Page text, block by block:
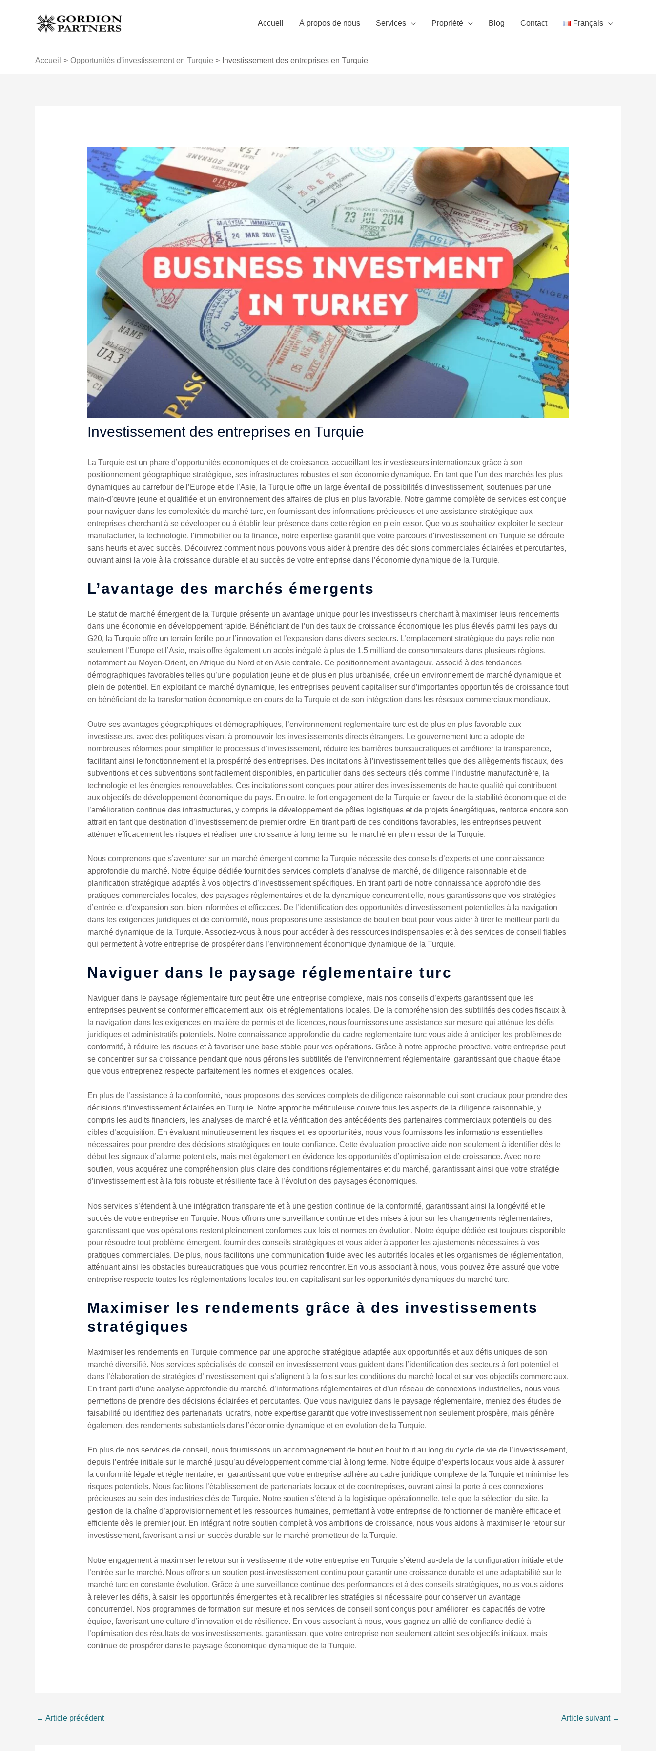
Accueil À propos de nous Services Propriété Blog Contact Français
Accueil Opportunités d'investissement en Turquie Investissement des entreprises en Turquie
Investissement des entreprises en Turquie
La Turquie est un phare d’opportunités économiques et de croissance, accueillant les investisseurs internationaux grâce à son
positionnement géographique stratégique, ses infrastructures robustes et son économie dynamique. En tant que l’un des marchés les plus
dynamiques au carrefour de l’Europe et de l’Asie, la Turquie offre un large éventail de possibilités d’investissement, soutenues par une
main-d’œuvre jeune et qualifiée et un environnement des affaires de plus en plus favorable. Notre gamme complète de services est conçue
pour naviguer dans les complexités du marché turc, en fournissant des informations précieuses et une assistance stratégique aux
entreprises cherchant à se développer ou à établir leur présence dans cette région en plein essor. Que vous souhaitiez exploiter le secteur
manufacturier, la technologie, l’immobilier ou la finance, notre expertise garantit que votre parcours d’investissement en Turquie se déroule
sans heurts et avec succès. Découvrez comment nous pouvons vous aider à prendre des décisions commerciales éclairées et percutantes,
ouvrant ainsi la voie à la croissance durable et au succès de votre entreprise dans l’économie dynamique de la Turquie.
L’avantage des marchés émergents
Le statut de marché émergent de la Turquie présente un avantage unique pour les investisseurs cherchant à maximiser leurs rendements
dans une économie en développement rapide. Bénéficiant de l’un des taux de croissance économique les plus élevés parmi les pays du
G20, la Turquie offre un terrain fertile pour l’innovation et l’expansion dans divers secteurs. L’emplacement stratégique du pays relie non
seulement l’Europe et l’Asie, mais offre également un accès inégalé à plus de 1,5 milliard de consommateurs dans plusieurs régions,
notamment au Moyen-Orient, en Afrique du Nord et en Asie centrale. Ce positionnement avantageux, associé à des tendances
démographiques favorables telles qu’une population jeune et de plus en plus urbanisée, crée un environnement de marché dynamique et
plein de potentiel. En exploitant ce marché dynamique, les entreprises peuvent capitaliser sur d’importantes opportunités de croissance tout
en bénéficiant de la transformation économique en cours de la Turquie et de son intégration dans les réseaux commerciaux mondiaux.
Outre ses avantages géographiques et démographiques, l’environnement réglementaire turc est de plus en plus favorable aux
investisseurs, avec des politiques visant à promouvoir les investissements directs étrangers. Le gouvernement turc a adopté de
nombreuses réformes pour simplifier le processus d’investissement, réduire les barrières bureaucratiques et améliorer la transparence,
facilitant ainsi le fonctionnement et la prospérité des entreprises. Des incitations à l’investissement telles que des allègements fiscaux, des
subventions et des subventions sont facilement disponibles, en particulier dans des secteurs clés comme l’industrie manufacturière, la
technologie et les énergies renouvelables. Ces incitations sont conçues pour attirer des investissements de haute qualité qui contribuent
aux objectifs de développement économique du pays. En outre, le fort engagement de la Turquie en faveur de la stabilité économique et de
l’amélioration continue des infrastructures, y compris le développement de pôles logistiques et de projets énergétiques, renforce encore son
attrait en tant que destination d’investissement de premier ordre. En tirant parti de ces conditions favorables, les entreprises peuvent
atténuer efficacement les risques et réaliser une croissance à long terme sur le marché en plein essor de la Turquie.
Nous comprenons que s’aventurer sur un marché émergent comme la Turquie nécessite des conseils d’experts et une connaissance
approfondie du marché. Notre équipe dédiée fournit des services complets d’analyse de marché, de diligence raisonnable et de
planification stratégique adaptés à vos objectifs d’investissement spécifiques. En tirant parti de notre connaissance approfondie des
pratiques commerciales locales, des paysages réglementaires et de la dynamique concurrentielle, nous garantissons que vos stratégies
d’entrée et d’expansion sont bien informées et efficaces. De l’identification des opportunités d’investissement potentielles à la navigation
dans les exigences juridiques et de conformité, nous proposons une assistance de bout en bout pour vous aider à tirer le meilleur parti du
marché dynamique de la Turquie. Associez-vous à nous pour accéder à des ressources indispensables et à des services de conseil fiables
qui permettent à votre entreprise de prospérer dans l’environnement économique dynamique de la Turquie.
Naviguer dans le paysage réglementaire turc
Naviguer dans le paysage réglementaire turc peut être une entreprise complexe, mais nos conseils d’experts garantissent que les
entreprises peuvent se conformer efficacement aux lois et réglementations locales. De la compréhension des subtilités des codes fiscaux à
la navigation dans les exigences en matière de permis et de licences, nous fournissons une assistance sur mesure qui atténue les défis
juridiques et administratifs potentiels. Notre connaissance approfondie du cadre réglementaire turc vous aide à anticiper les problèmes de
conformité, à réduire les risques et à favoriser une base stable pour vos opérations. Grâce à notre approche proactive, votre entreprise peut
se concentrer sur sa croissance pendant que nous gérons les subtilités de l’environnement réglementaire, garantissant que chaque étape
que vous entreprenez respecte parfaitement les normes et exigences locales.
En plus de l’assistance à la conformité, nous proposons des services complets de diligence raisonnable qui sont cruciaux pour prendre des
décisions d’investissement éclairées en Turquie. Notre approche méticuleuse couvre tous les aspects de la diligence raisonnable, y
compris les audits financiers, les analyses de marché et la vérification des antécédents des partenaires commerciaux potentiels ou des
cibles d’acquisition. En évaluant minutieusement les risques et les opportunités, nous vous fournissons les informations essentielles
nécessaires pour prendre des décisions stratégiques en toute confiance. Cette évaluation proactive aide non seulement à identifier dès le
début les signaux d’alarme potentiels, mais met également en évidence les opportunités d’optimisation et de croissance. Avec notre
soutien, vous acquérez une compréhension plus claire des conditions réglementaires et du marché, garantissant ainsi que votre stratégie
d’investissement est à la fois robuste et résiliente face à l’évolution des paysages économiques.
Nos services s’étendent à une intégration transparente et à une gestion continue de la conformité, garantissant ainsi la longévité et le
succès de votre entreprise en Turquie. Nous offrons une surveillance continue et des mises à jour sur les changements réglementaires,
garantissant que vos opérations restent pleinement conformes aux lois et normes en évolution. Notre équipe dédiée est toujours disponible
pour résoudre tout problème émergent, fournir des conseils stratégiques et vous aider à apporter les ajustements nécessaires à vos
pratiques commerciales. De plus, nous facilitons une communication fluide avec les autorités locales et les organismes de réglementation,
atténuant ainsi les obstacles bureaucratiques que vous pourriez rencontrer. En vous associant à nous, vous pouvez être assuré que votre
entreprise respecte toutes les réglementations locales tout en capitalisant sur les opportunités dynamiques du marché turc.
Maximiser les rendements grâce à des investissements
stratégiques
Maximiser les rendements en Turquie commence par une approche stratégique adaptée aux opportunités et aux défis uniques de son
marché diversifié. Nos services spécialisés de conseil en investissement vous guident dans l’identification des secteurs à fort potentiel et
dans l’élaboration de stratégies d’investissement qui s’alignent à la fois sur les conditions du marché local et sur vos objectifs commerciaux.
En tirant parti d’une analyse approfondie du marché, d’informations réglementaires et d’un réseau de connexions industrielles, nous vous
permettons de prendre des décisions éclairées et percutantes. Que vous naviguiez dans le paysage réglementaire, meniez des études de
faisabilité ou identifiez des partenariats lucratifs, notre expertise garantit que votre investissement non seulement prospère, mais génère
également des rendements substantiels dans l’économie dynamique et en évolution de la Turquie.
En plus de nos services de conseil, nous fournissons un accompagnement de bout en bout tout au long du cycle de vie de l’investissement,
depuis l’entrée initiale sur le marché jusqu’au développement commercial à long terme. Notre équipe d’experts locaux vous aide à assurer
la conformité légale et réglementaire, en garantissant que votre entreprise adhère au cadre juridique complexe de la Turquie et minimise les
risques potentiels. Nous facilitons l’établissement de partenariats locaux et de coentreprises, ouvrant ainsi la porte à des connexions
précieuses au sein des industries clés de Turquie. Notre soutien s’étend à la logistique opérationnelle, telle que la sélection du site, la
gestion de la chaîne d’approvisionnement et les ressources humaines, permettant à votre entreprise de fonctionner de manière efficace et
efficiente dès le premier jour. En intégrant notre soutien complet à vos ambitions de croissance, nous vous aidons à maximiser le retour sur
investissement, favorisant ainsi un succès durable sur le marché prometteur de la Turquie.
Notre engagement à maximiser le retour sur investissement de votre entreprise en Turquie s’étend au-delà de la configuration initiale et de
l’entrée sur le marché. Nous offrons un soutien post-investissement continu pour garantir une croissance durable et une adaptabilité sur le
marché turc en constante évolution. Grâce à une surveillance continue des performances et à des conseils stratégiques, nous vous aidons
à relever les défis, à saisir les opportunités émergentes et à recalibrer les stratégies si nécessaire pour conserver un avantage
concurrentiel. Nos programmes de formation sur mesure et nos services de conseil sont conçus pour améliorer les capacités de votre
équipe, favorisant une culture d’innovation et de résilience. En vous associant à nous, vous gagnez un allié de confiance dédié à
l’optimisation des résultats de vos investissements, garantissant que votre entreprise non seulement atteint ses objectifs initiaux, mais
continue de prospérer dans le paysage économique dynamique de la Turquie.
← Article précédent Article suivant →